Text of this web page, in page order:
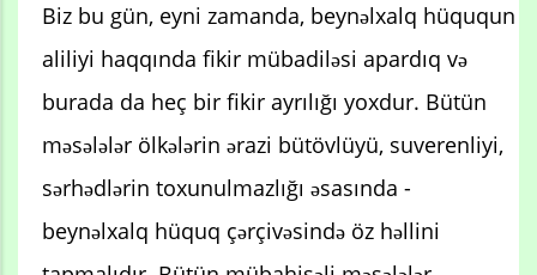
Biz bu gün, eyni zamanda, beynəlxalq hüququn
aliliyi haqqında fikir mübadiləsi apardıq və
burada da heç bir fikir ayrılığı yoxdur. Bütün
məsələlər ölkələrin ərazi bütövlüyü, suverenliyi,
sərhədlərin toxunulmazlığı əsasında -
beynəlxalq hüquq çərçivəsində öz həllini